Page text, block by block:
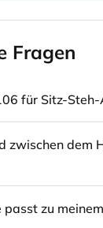
Fragen
für Sitz-
zwischen dem
zu